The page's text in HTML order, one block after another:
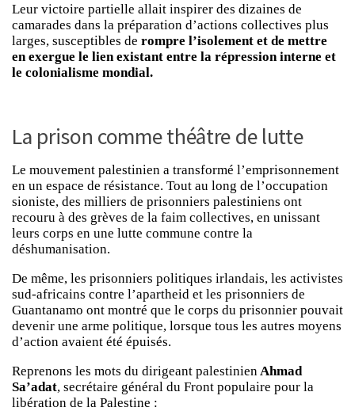
Leur victoire partielle allait inspirer des dizaines de
camarades dans la préparation d’actions collectives plus
larges, susceptibles de rompre l’isolement et de mettre
en exergue le lien existant entre la répression interne et
le colonialisme mondial.
La prison comme théâtre de lutte
Le mouvement palestinien a transformé l’emprisonnement
en un espace de résistance. Tout au long de l’occupation
sioniste, des milliers de prisonniers palestiniens ont
recouru à des grèves de la faim collectives, en unissant
leurs corps en une lutte commune contre la
déshumanisation.
De même, les prisonniers politiques irlandais, les activistes
sud-africains contre l’apartheid et les prisonniers de
Guantanamo ont montré que le corps du prisonnier pouvait
devenir une arme politique, lorsque tous les autres moyens
d’action avaient été épuisés.
Reprenons les mots du dirigeant palestinien Ahmad
Sa’adat, secrétaire général du Front populaire pour la
libération de la Palestine :